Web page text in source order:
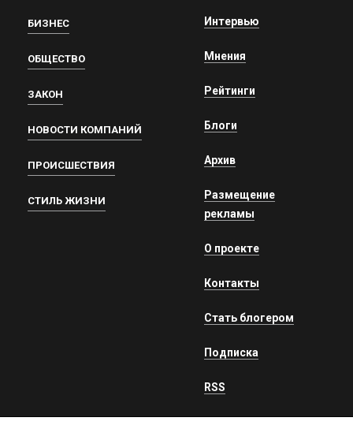
БИЗНЕС
ОБЩЕСТВО
ЗАКОН
НОВОСТИ КОМПАНИЙ
ПРОИСШЕСТВИЯ
СТИЛЬ ЖИЗНИ
Интервью
Мнения
Рейтинги
Блоги
Архив
Размещение
рекламы
О проекте
Контакты
Стать блогером
Подписка
RSS